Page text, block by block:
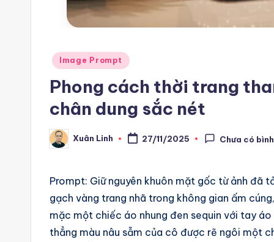
A
Posted
Image Prompt
Phong cách thời trang
chân dung sắc nét
Posted
by
Xuân Linh 27/11/2025 Chưa có
Prompt: Giữ nguyên khuôn mặt gốc từ ảnh đã
gạch vàng trang nhã trong không gian ấm
mặc một chiếc áo nhung đen sequin với tay
thẳng màu nâu sẫm của cô được rẽ ngôi một